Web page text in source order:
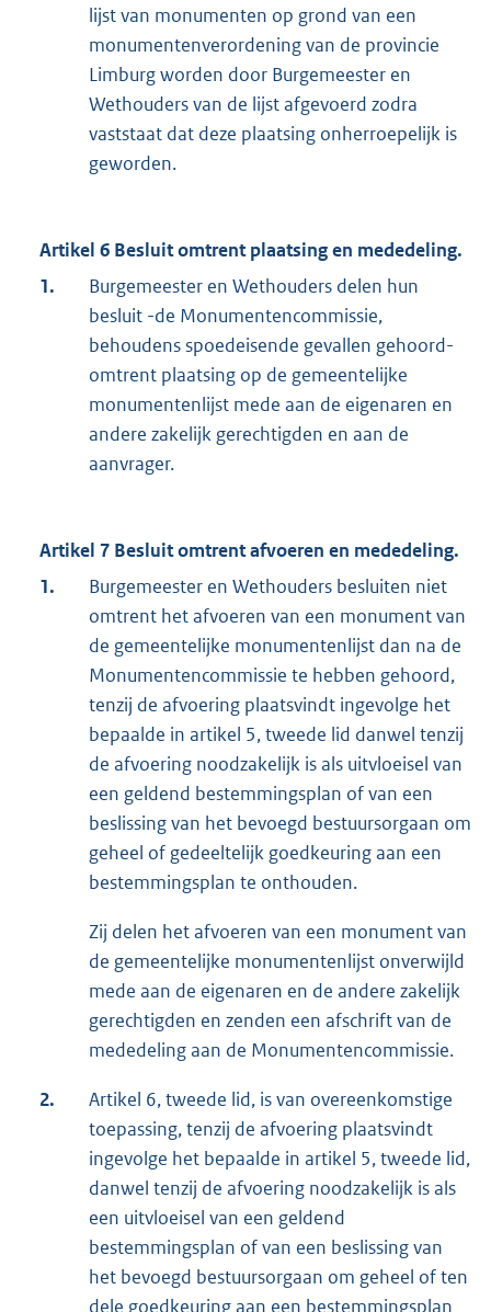
lijst van monumenten op grond van een
monumentenverordening van de provincie
Limburg worden door Burgemeester en
Wethouders van de lijst afgevoerd zodra
vaststaat dat deze plaatsing onherroepelijk is
geworden.
Artikel 6 Besluit omtrent plaatsing en mededeling.
1.
Burgemeester en Wethouders delen hun
besluit -de Monumentencommissie,
behoudens spoedeisende gevallen gehoord-
omtrent plaatsing op de gemeentelijke
monumentenlijst mede aan de eigenaren en
andere zakelijk gerechtigden en aan de
aanvrager.
Artikel 7 Besluit omtrent afvoeren en mededeling.
1.
Burgemeester en Wethouders besluiten niet
omtrent het afvoeren van een monument van
de gemeentelijke monumentenlijst dan na de
Monumentencommissie te hebben gehoord,
tenzij de afvoering plaatsvindt ingevolge het
bepaalde in artikel 5, tweede lid danwel tenzij
de afvoering noodzakelijk is als uitvloeisel van
een geldend bestemmingsplan of van een
beslissing van het bevoegd bestuursorgaan om
geheel of gedeeltelijk goedkeuring aan een
bestemmingsplan te onthouden.
Zij delen het afvoeren van een monument van
de gemeentelijke monumentenlijst onverwijld
mede aan de eigenaren en de andere zakelijk
gerechtigden en zenden een afschrift van de
mededeling aan de Monumentencommissie.
2.
Artikel 6, tweede lid, is van overeenkomstige
toepassing, tenzij de afvoering plaatsvindt
ingevolge het bepaalde in artikel 5, tweede lid,
danwel tenzij de afvoering noodzakelijk is als
een uitvloeisel van een geldend
bestemmingsplan of van een beslissing van
het bevoegd bestuursorgaan om geheel of ten
dele goedkeuring aan een bestemmingsplan